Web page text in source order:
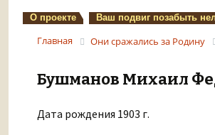
О проекте Ваш подвиг позабыть
Главная Они сражались за Родину
Бушманов Михаил
Дата рождения 1903 г.